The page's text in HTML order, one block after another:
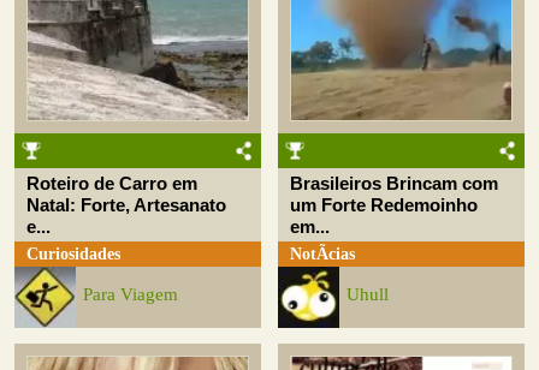
Roteiro de Carro em
Natal: Forte, Artesanato
e...
Curiosidades
Para Viagem
Brasileiros Brincam com
um Forte Redemoinho
em...
NotÃ­cias
Uhull